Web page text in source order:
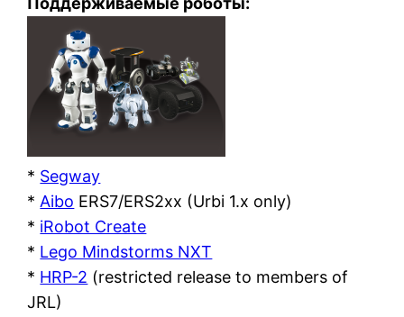
* Segway
*Aibo ERS7/ERS2xx (Urbi 1.x only)
* iRobot Create
* Lego Mindstorms NXT
* HRP-2 (restricted release to members of
JRL)